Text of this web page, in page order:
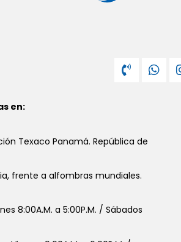
en:
Texaco Panamá. República de
frente a alfombras mundiales.
8:00A.M. a 5:00P.M. / Sábados